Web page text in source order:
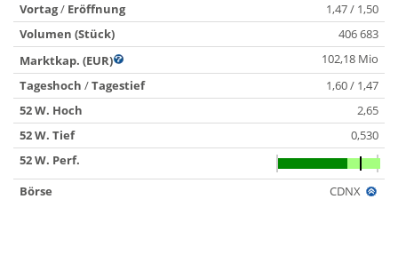
Vortag/ Eröffnung
1,47 / 1,50
Volumen (Stück)
406 683
Marktkap. (EUR)
102,18 Mio
Tageshoch /Tagestief
1,60 / 1,47
52 W. Hoch
2,65
52 W. Tief
0,530
52 W. Perf.
Börse
CDNX